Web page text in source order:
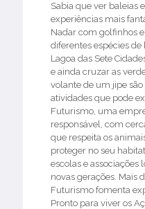
Sabia que ver baleias
experiências mais
Nadar com golfinhos
diferentes espécies
Lagoa das Sete
e ainda cruzar as
volante de um jipe
atividades que pode
Futurismo, uma
responsável, com
que respeita os
proteger no seu
escolas e associações
novas gerações. Mais
Futurismo fomenta
Pronto para viver os